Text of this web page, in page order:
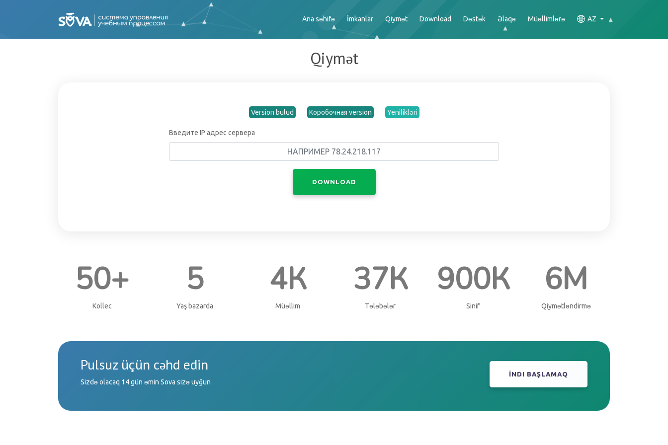
Ana səhifə İmkanlar Qiymət Download Dəstək Əlaqə Müəllimlərə AZ
Qiymət
Version bulud Коробочная version Yenilikləri
Введите IP адрес сервера
DOWNLOAD
50+
Kollec
5
Yaş bazarda
4К
Müəllim
37К
Tələbələr
900К
Sinif
6М
Qiymətləndirmə
Pulsuz üçün cəhd edin
Sizdə olacaq 14 gün əmin Sova sizə uyğun
İNDI BAŞLAMAQ